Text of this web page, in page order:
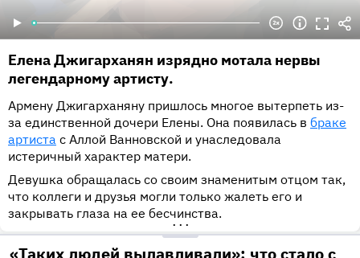
Елена Джигарханян изрядно мотала нервы
легендарному артисту.
Армену Джигарханяну пришлось многое вытерпеть из-
за единственной дочери Елены. Она появилась в браке
артиста с Аллой Ванновской и унаследовала
истеричный характер матери.
Девушка обращалась со своим знаменитым отцом так,
что коллеги и друзья могли только жалеть его и
закрывать глаза на ее бесчинства.
•••